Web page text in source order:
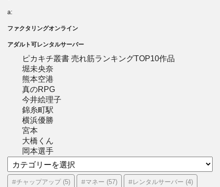
a:
ファクタリングオンライン
アダルト可レンタルサーバー
ピカキチ叢書 売れ筋ランキングTOP10作品
堀未央奈
熊本空港
真のRPG
今井絵理子
錦糸町駅
横浜優勝
宮本
大橋くん
岡本選手
テ
ゴ
#チャップアップ(5) #マネー (57) #レンタルサーバー (4)